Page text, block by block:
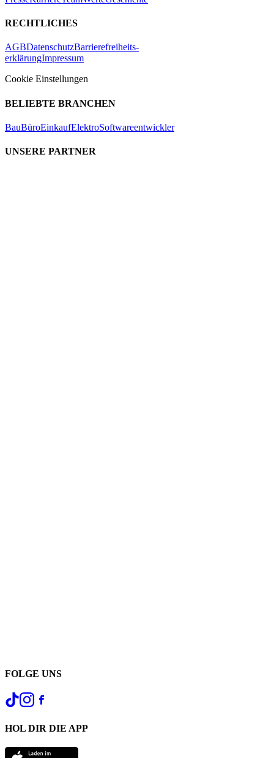
RECHTLICHES
AGBDatenschutzBarrierefreiheits-
erklärungImpressum
Cookie Einstellungen
BELIEBTE BRANCHEN
BauBüroEinkaufElektroSoftwareentwickler
UNSERE PARTNER
FOLGE UNS
HOL DIR DIE APP